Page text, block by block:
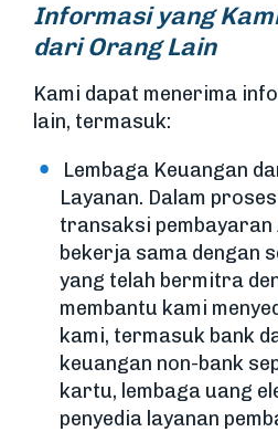
Informasi yang
dari Orang Lain
Kami dapat menerima
lain, termasuk:
Lembaga Keuangan
Layanan. Dalam
transaksi pembayaran
bekerja sama dengan
yang telah bermitra
membantu kami
kami, termasuk bank
keuangan non-bank
kartu, lembaga uang
penyedia layanan